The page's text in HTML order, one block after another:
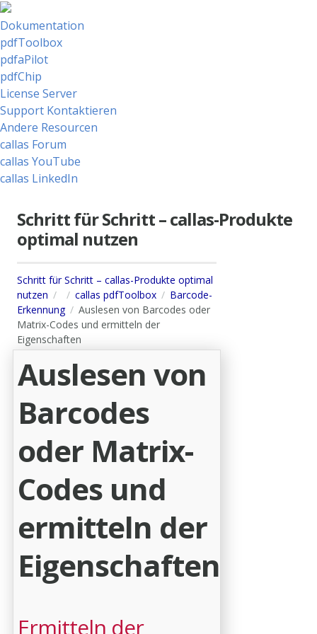
Dokumentation
pdfToolbox
pdfaPilot
pdfChip
License Server
Support Kontaktieren
Andere Resourcen
callas Forum
callas YouTube
callas LinkedIn
Schritt für Schritt – callas-Produkte
optimal nutzen
Schritt für Schritt – callas-Produkte optimal
nutzen
callas pdfToolbox
Barcode-
Erkennung
Auslesen von Barcodes oder
Matrix-Codes und ermitteln der
Eigenschaften
Auslesen von
Barcodes
oder Matrix-
Codes und
ermitteln der
Eigenschaften
Ermitteln der